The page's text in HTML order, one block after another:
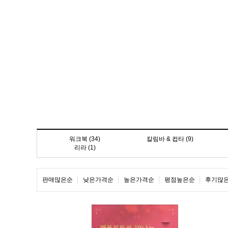
워크북 (34)
칼림바 & 컵타 (9)
리라 (1)
판매많은순 낮은가격순 높은가격순 평점높은순 후기많